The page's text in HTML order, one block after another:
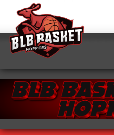
Panneau de gestion des cookies